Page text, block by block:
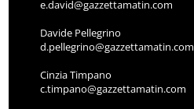
e.david@gazzettamatin.com
Davide Pellegrino
d.pellegrino@gazzettamatin.com
Cinzia Timpano
c.timpano@gazzettamatin.com